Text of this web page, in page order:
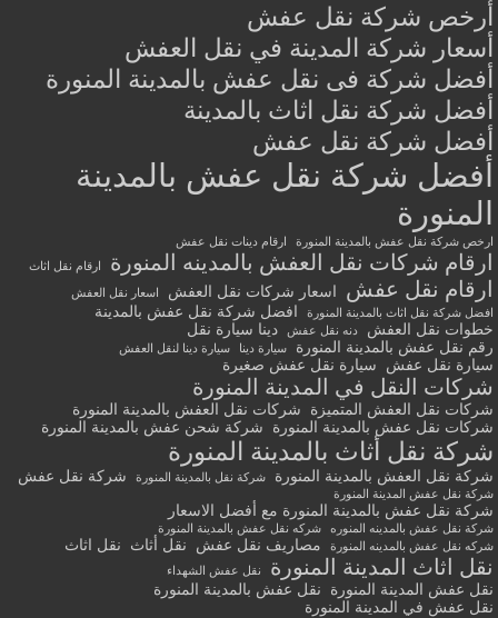
أرخص شركة نقل عفش
أسعار شركة المدينة في نقل العفش
أفضل شركة فى نقل عفش بالمدينة المنورة
أفضل شركة نقل اثاث بالمدينة
أفضل شركة نقل عفش
أفضل شركة نقل عفش بالمدينة
المنورة
ارخص شركة نقل عفش بالمدينة المنورة ارقام دينات نقل عفش
ارقام شركات نقل العفش بالمدينه المنورة ارقام نقل اثاث
ارقام نقل عفش اسعار شركات نقل العفش
اسعار نقل العفش
افضل شركة نقل اثاث بالمدينة المنورة
افضل شركة نقل عفش بالمدينة
خطوات نقل العفش
دنه نقل عفش
دينا سيارة نقل
رقم نقل عفش بالمدينة المنورة
سيارة دينا سيارة دينا لنقل العفش
سيارة نقل عفش سيارة نقل عفش صغيرة
شركات النقل في المدينة المنورة
شركات نقل العفش المتميزة
شركات نقل العفش بالمدينة المنورة
شركات نقل عفش بالمدينة المنورة
شركة شحن عفش بالمدينة المنورة
شركة نقل أثاث بالمدينة المنورة
شركة نقل العفش بالمدينة المنورة شركة نقل بالمدينة المنورة شركة نقل عفش
شركة نقل عفش المدينة المنورة
شركة نقل عفش بالمدينة المنورة مع أفضل الاسعار
شركة نقل عفش بالمدينه المنوره
شركه نقل عفش بالمدينة المنورة
شركه نقل عفش بالمدينه المنورة
مصاريف نقل عفش نقل أثاث نقل اثاث
نقل اثاث المدينة المنورة نقل عفش الشهداء
نقل عفش المدينة المنورة
نقل عفش بالمدينة المنورة
نقل عفش في المدينة المنورة